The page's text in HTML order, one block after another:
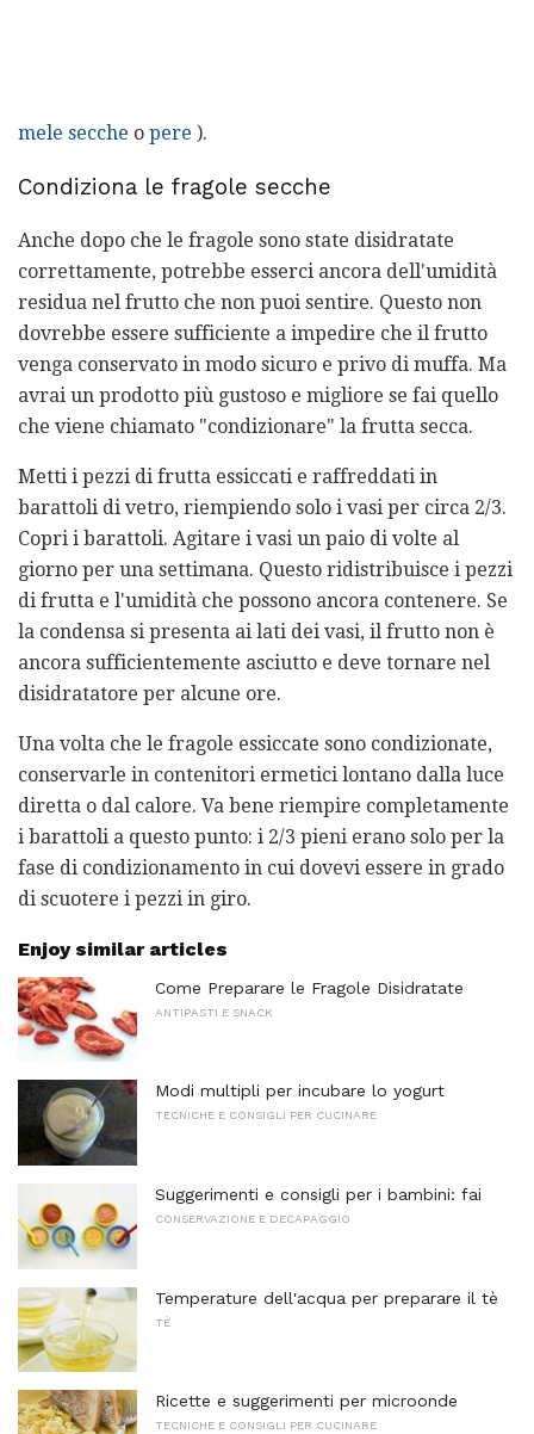
mele secche o pere ).
Condiziona le fragole secche
Anche dopo che le fragole sono state disidratate
correttamente, potrebbe esserci ancora dell'umidità
residua nel frutto che non puoi sentire. Questo non
dovrebbe essere sufficiente a impedire che il frutto
venga conservato in modo sicuro e privo di muffa. Ma
avrai un prodotto più gustoso e migliore se fai quello
che viene chiamato "condizionare" la frutta secca.
Metti i pezzi di frutta essiccati e raffreddati in
barattoli di vetro, riempiendo solo i vasi per circa 2/3.
Copri i barattoli. Agitare i vasi un paio di volte al
giorno per una settimana. Questo ridistribuisce i pezzi
di frutta e l'umidità che possono ancora contenere. Se
la condensa si presenta ai lati dei vasi, il frutto non è
ancora sufficientemente asciutto e deve tornare nel
disidratatore per alcune ore.
Una volta che le fragole essiccate sono condizionate,
conservarle in contenitori ermetici lontano dalla luce
diretta o dal calore. Va bene riempire completamente
i barattoli a questo punto: i 2/3 pieni erano solo per la
fase di condizionamento in cui dovevi essere in grado
di scuotere i pezzi in giro.
Enjoy similar articles
Come Preparare le Fragole Disidratate
ANTIPASTI E SNACK
Modi multipli per incubare lo yogurt
TECNICHE E CONSIGLI PER CUCINARE
Suggerimenti e consigli per i bambini: fai
CONSERVAZIONE E DECAPAGGIO
Temperature dell'acqua per preparare il tè
TÈ
Ricette e suggerimenti per microonde
TECNICHE E CONSIGLI PER CUCINARE